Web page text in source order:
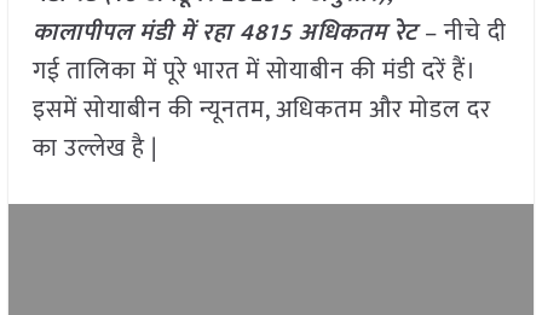
कालापीपल मंडी में रहा 4815 अधिकतम रेट– नीचे दी
गई तालिका में पूरे भारत में सोयाबीन की मंडी दरें हैं।
इसमें सोयाबीन की न्यूनतम, अधिकतम और मोडल दर
का उल्लेख है |